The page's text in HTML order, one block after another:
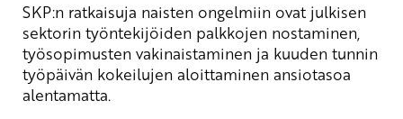
SKP:n ratkaisuja naisten ongelmiin ovat julkisen
sektorin työntekijöiden palkkojen nostaminen,
työsopimusten vakinaistaminen ja kuuden tunnin
työpäivän kokeilujen aloittaminen ansiotasoa
alentamatta.